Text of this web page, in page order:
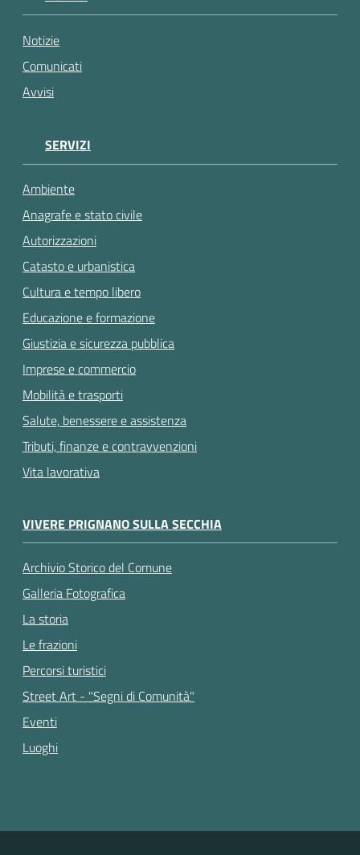
Notizie
Comunicati
Avvisi
SERVIZI
Ambiente
Anagrafe e stato civile
Autorizzazioni
Catasto e urbanistica
Cultura e tempo libero
Educazione e formazione
Giustizia e sicurezza pubblica
Imprese e commercio
Mobilità e trasporti
Salute, benessere e assistenza
Tributi, finanze e contravvenzioni
Vita lavorativa
VIVERE PRIGNANO SULLA SECCHIA
Archivio Storico del Comune
Galleria Fotografica
La storia
Le frazioni
Percorsi turistici
Street Art - "Segni di Comunità"
Eventi
Luoghi